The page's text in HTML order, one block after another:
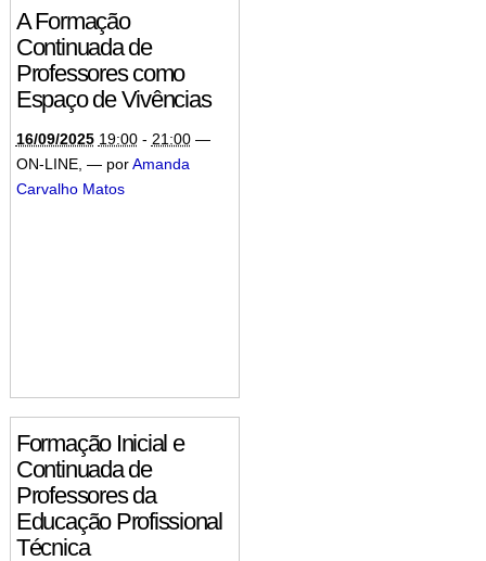
A Formação
Continuada de
Professores como
Espaço de Vivências
16/09/2025 19:00- 21:00 —
ON-LINE, — porAmanda
Carvalho Matos
Formação Inicial e
Continuada de
Professores da
Educação Profissional
Técnica